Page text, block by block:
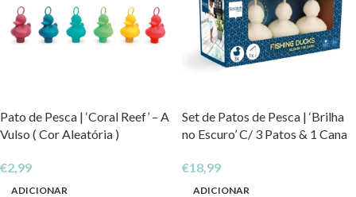
Pato de Pesca | ‘Coral Reef’ – A
Vulso ( Cor Aleatória )
€2,99
ADICIONAR
Set de Patos de Pesca | ‘Brilha
no Escuro’ C/ 3 Patos & 1 Cana
€18,99
ADICIONAR